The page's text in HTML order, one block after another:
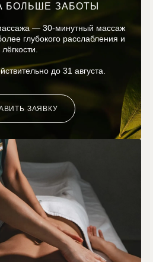
БОЛЬШЕ ЗАБОТЫ
— 30-минутный массаж
глубокого расслабления и
лёгкости.
до 31 августа.
ЗАЯВКУ